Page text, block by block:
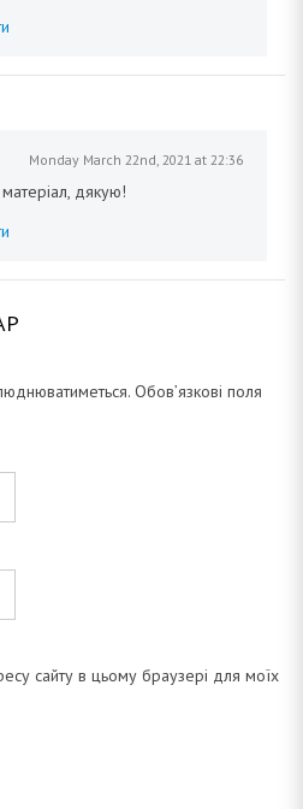
Monday March 22nd, 2021 at 22:36
дякую!
Обов’язкові поля
сайту в цьому браузері для моїх